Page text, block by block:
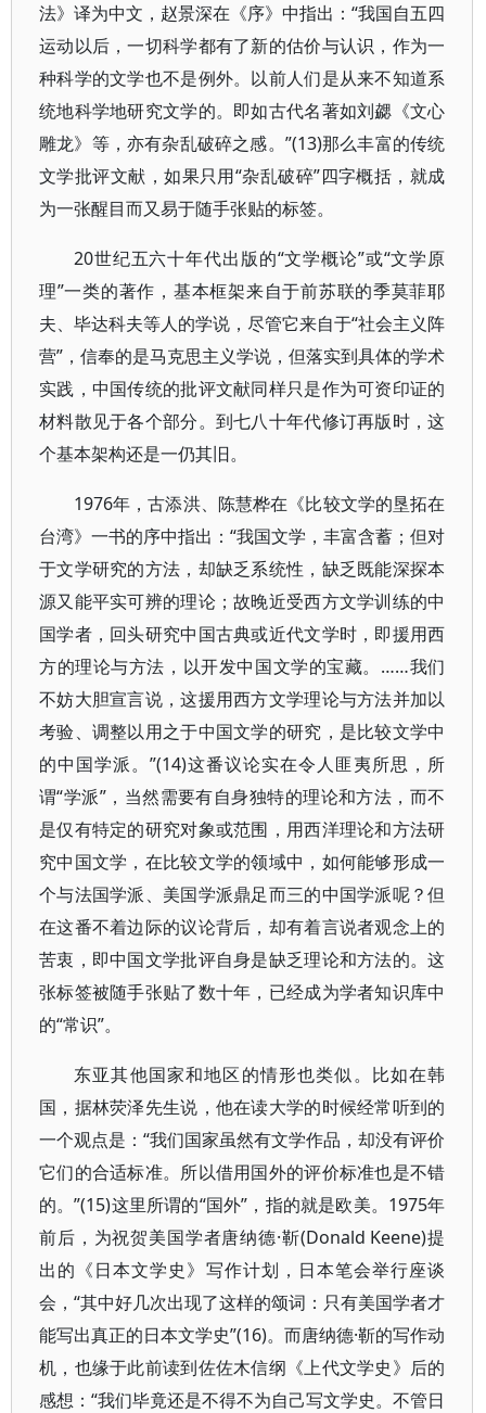
法》译为中文，赵景深在《序》中指出：“我国自五四
运动以后，一切科学都有了新的估价与认识，作为一
种科学的文学也不是例外。以前人们是从来不知道系
统地科学地研究文学的。即如古代名著如刘勰《文心
雕龙》等，亦有杂乱破碎之感。”(13)那么丰富的传统
文学批评文献，如果只用“杂乱破碎”四字概括，就成
为一张醒目而又易于随手张贴的标签。
20世纪五六十年代出版的“文学概论”或“文学原
理”一类的著作，基本框架来自于前苏联的季莫菲耶
夫、毕达科夫等人的学说，尽管它来自于“社会主义阵
营”，信奉的是马克思主义学说，但落实到具体的学术
实践，中国传统的批评文献同样只是作为可资印证的
材料散见于各个部分。到七八十年代修订再版时，这
个基本架构还是一仍其旧。
1976年，古添洪、陈慧桦在《比较文学的垦拓在
台湾》一书的序中指出：“我国文学，丰富含蓄；但对
于文学研究的方法，却缺乏系统性，缺乏既能深探本
源又能平实可辨的理论；故晚近受西方文学训练的中
国学者，回头研究中国古典或近代文学时，即援用西
方的理论与方法，以开发中国文学的宝藏。……我们
不妨大胆宣言说，这援用西方文学理论与方法并加以
考验、调整以用之于中国文学的研究，是比较文学中
的中国学派。”(14)这番议论实在令人匪夷所思，所
谓“学派”，当然需要有自身独特的理论和方法，而不
是仅有特定的研究对象或范围，用西洋理论和方法研
究中国文学，在比较文学的领域中，如何能够形成一
个与法国学派、美国学派鼎足而三的中国学派呢？但
在这番不着边际的议论背后，却有着言说者观念上的
苦衷，即中国文学批评自身是缺乏理论和方法的。这
张标签被随手张贴了数十年，已经成为学者知识库中
的“常识”。
东亚其他国家和地区的情形也类似。比如在韩
国，据林荧泽先生说，他在读大学的时候经常听到的
一个观点是：“我们国家虽然有文学作品，却没有评价
它们的合适标准。所以借用国外的评价标准也是不错
的。”(15)这里所谓的“国外”，指的就是欧美。1975年
前后，为祝贺美国学者唐纳德·靳(Donald Keene)提
出的《日本文学史》写作计划，日本笔会举行座谈
会，“其中好几次出现了这样的颂词：只有美国学者才
能写出真正的日本文学史”(16)。而唐纳德·靳的写作动
机，也缘于此前读到佐佐木信纲《上代文学史》后的
感想：“我们毕竟还是不得不为自己写文学史。不管日